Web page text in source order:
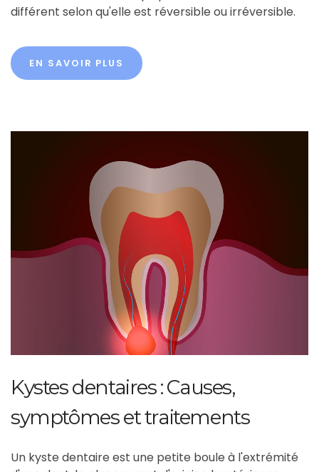
différent selon qu'elle est réversible ou irréversible.
EN SAVOIR PLUS
Kystes dentaires : Causes,
symptômes et traitements
Un kyste dentaire est une petite boule à l'extrémité